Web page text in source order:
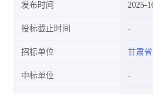
发布时间 2025-
投标截止时间
招标单位 甘肃
中标单位